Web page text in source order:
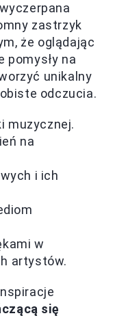
zastrzyk
że oglądając
pomysły na
unikalny
odczucia.
muzycznej.
na
i ich
w
artystów.
się